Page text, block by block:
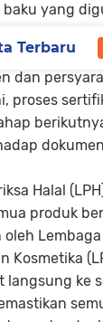
baku yang
kehalalan
Halal
dan
proses
Halal
produk
Kosmetika
langsung ke
Terbaru